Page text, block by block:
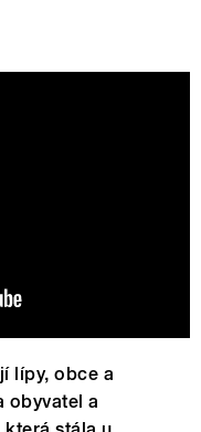
lípy, obce a
obyvatel a